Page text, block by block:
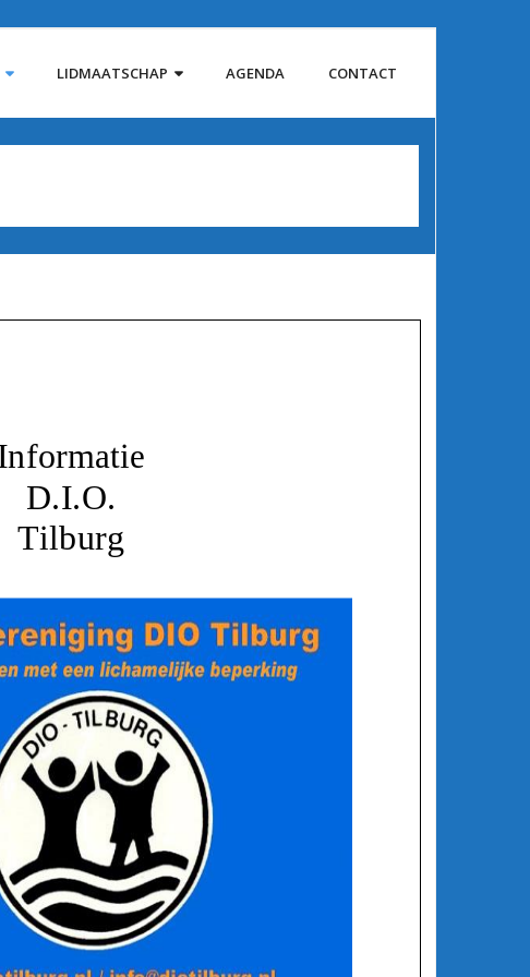
LIDMAATSCHAP AGENDA CONTACT